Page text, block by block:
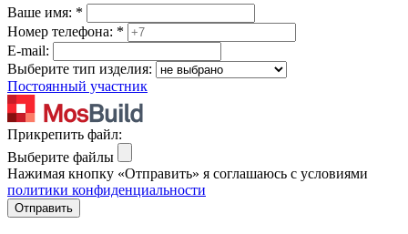
Ваше имя: *
Номер телефона: *
E-mail:
Выберите тип изделия:
Постоянный участник
Прикрепить файл:
Выберите файлы
Нажимая кнопку «Отправить» я соглашаюсь с условиями
политики конфиденциальности
Отправить